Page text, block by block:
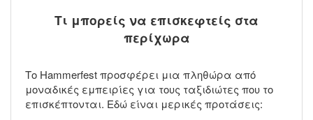
Τι μπορείς να επισκεφτείς στα
περίχωρα
Το Hammerfest προσφέρει μια πληθώρα από
μοναδικές εμπειρίες για τους ταξιδιώτες που το
επισκέπτονται. Εδώ είναι μερικές προτάσεις: